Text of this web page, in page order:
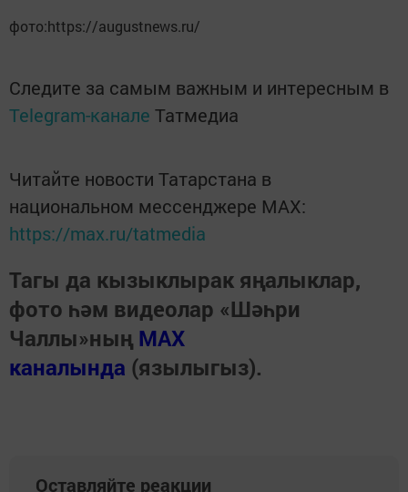
фото:https://augustnews.ru/
Следите за самым важным и интересным в
Telegram-канале Татмедиа
Читайте новости Татарстана в
национальном мессенджере MАХ:
https://max.ru/tatmedia
Тагы да кызыклырак яңалыклар,
фото һәм видеолар «Шәһри
Чаллы»ның MAX
каналында (язылыгыз).
Оставляйте реакции